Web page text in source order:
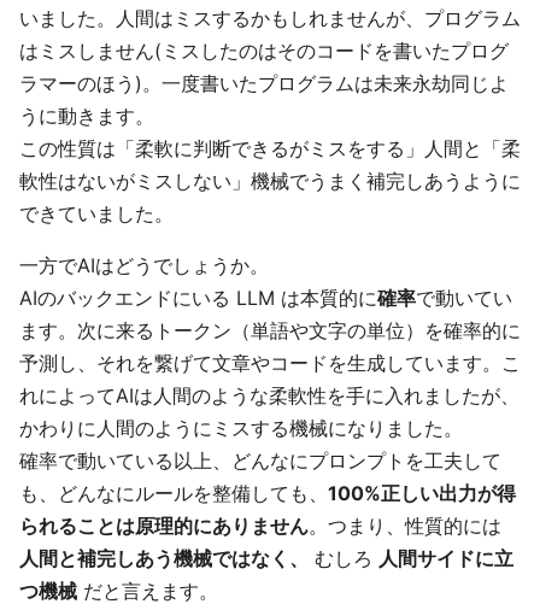
いました。人間はミスするかもしれませんが、プログラム
はミスしません(ミスしたのはそのコードを書いたプログ
ラマーのほう)。一度書いたプログラムは未来永劫同じよ
うに動きます。
この性質は「柔軟に判断できるがミスをする」人間と「柔
軟性はないがミスしない」機械でうまく補完しあうように
できていました。
一方でAIはどうでしょうか。
AIのバックエンドにいる LLM は本質的に確率で動いてい
ます。次に来るトークン（単語や文字の単位）を確率的に
予測し、それを繋げて文章やコードを生成しています。こ
れによってAIは人間のような柔軟性を手に入れましたが、
かわりに人間のようにミスする機械になりました。
確率で動いている以上、どんなにプロンプトを工夫して
も、どんなにルールを整備しても、 100%正しい出力が得
られることは原理的にありません。つまり、性質的には
人間と補完しあう機械ではなく、
むしろ 人間サイドに立
つ機械 だと言えます。